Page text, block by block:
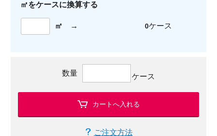
㎡をケースに換算する
㎡ → 0ケース
数量 ケース
カートへ入れる
ご注文方法